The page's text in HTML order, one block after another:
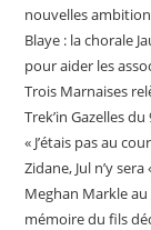
nouvelles
Blaye : la chorale
pour aider les
Trois Marnaises
Trek’in Gazelles
« J’étais pas au
Zidane, Jul n’y
Meghan Markle
mémoire du fils